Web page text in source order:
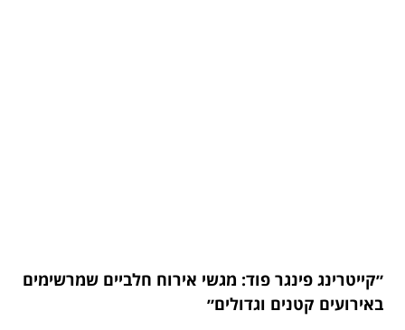
״קייטרינג פינגר פוד: מגשי אירוח חלביים שמרשימים
באירועים קטנים וגדולים״